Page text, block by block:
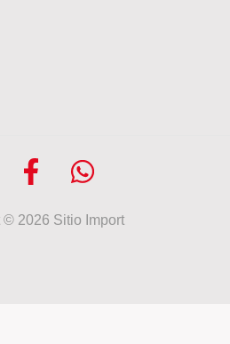
© 2026 Sitio Import